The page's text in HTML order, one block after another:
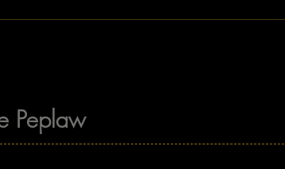
Peplaw